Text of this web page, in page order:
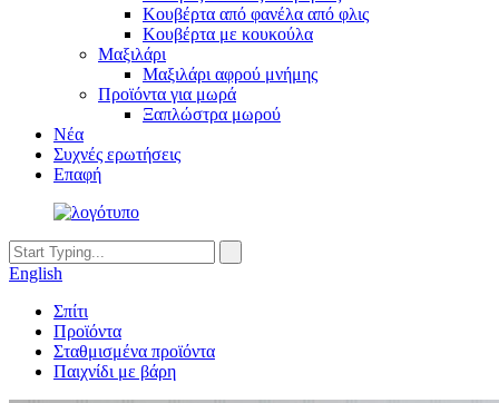
Κουβέρτα από φανέλα από φλις
Κουβέρτα με κουκούλα
Μαξιλάρι
Μαξιλάρι αφρού μνήμης
Προϊόντα για μωρά
Ξαπλώστρα μωρού
Νέα
Συχνές ερωτήσεις
Επαφή
English
Σπίτι
Προϊόντα
Σταθμισμένα προϊόντα
Παιχνίδι με βάρη